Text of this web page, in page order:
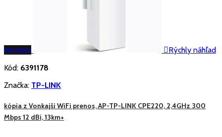
Novinka Rýchly náhľad
Kód: 6391178
Značka: TP-LINK
kópia z Vonkajši WiFi prenos, AP-TP-LINK CPE220, 2,4GHz 300
Mbps 12 dBi, 13km+